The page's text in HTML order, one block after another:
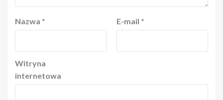
Nazwa * E-mail *
Witryna
internetowa